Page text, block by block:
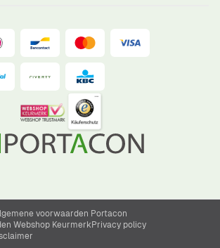
voorwaarden Portacon
Webshop KeurmerkPrivacy policy